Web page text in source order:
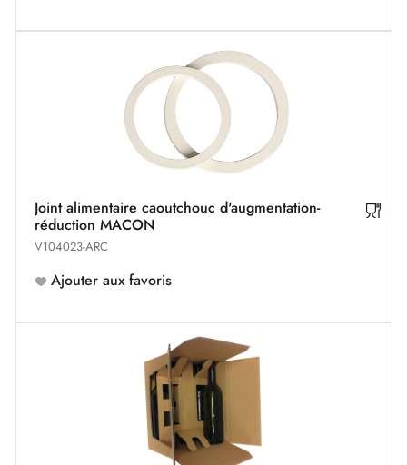
Joint alimentaire caoutchouc d'augmentation-
réduction MACON
V104023-ARC
Ajouter aux favoris